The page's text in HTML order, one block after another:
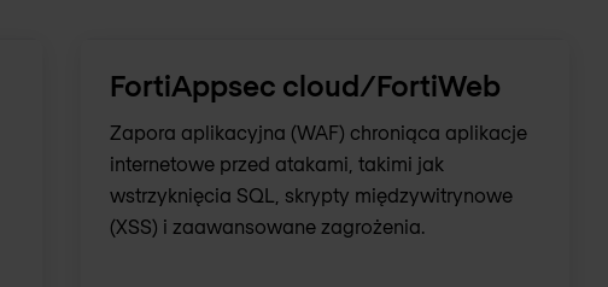
FortiAppsec cloud/FortiWeb
Zapora aplikacyjna (WAF) chroniąca aplikacje
internetowe przed atakami, takimi jak
wstrzyknięcia SQL, skrypty międzywitrynowe
(XSS) i zaawansowane zagrożenia.